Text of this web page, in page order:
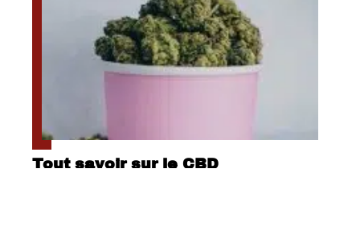
Tout savoir sur le CBD